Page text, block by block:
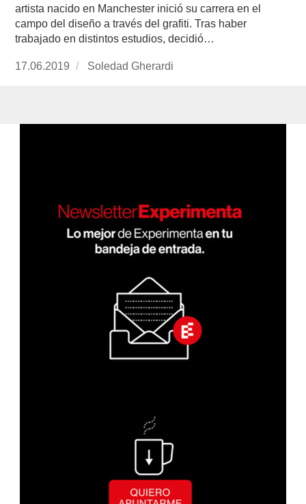
artista nacido en Manchester inició su carrera en el
campo del diseño a través del grafiti. Tras haber
trabajado en distintos estudios, decidió…
Publicado
17.06.2019
https://www.experimenta.es/author/soledad-
Soledad Gherardi